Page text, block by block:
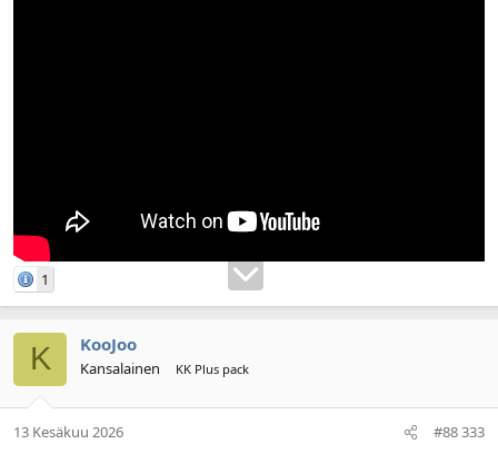
1
K KooJoo
Kansalainen KK Plus pack
13 Kesäkuu 2026 #88 333